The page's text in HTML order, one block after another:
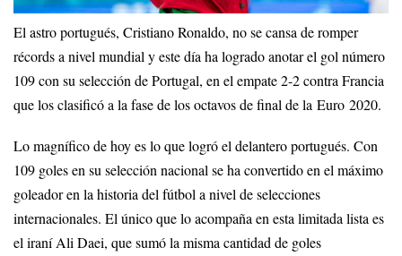
El astro portugués, Cristiano Ronaldo, no se cansa de romper
récords a nivel mundial y este día ha logrado anotar el gol número
109 con su selección de Portugal, en el empate 2-2 contra Francia
que los clasificó a la fase de los octavos de final de la Euro 2020.
Lo magnífico de hoy es lo que logró el delantero portugués. Con
109 goles en su selección nacional se ha convertido en el máximo
goleador en la historia del fútbol a nivel de selecciones
internacionales. El único que lo acompaña en esta limitada lista es
el iraní Ali Daei, que sumó la misma cantidad de goles